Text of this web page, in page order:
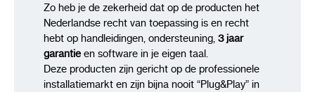
Zo heb je de zekerheid dat op de producten het
Nederlandse recht van toepassing is en recht
hebt op handleidingen, ondersteuning, 3 jaar
garantieen software in je eigen taal.
Deze producten zijn gericht op de professionele
installatiemarkt en zijn bijna nooit “Plug&Play” in